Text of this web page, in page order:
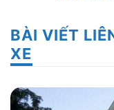
BÀI VIẾT
XE